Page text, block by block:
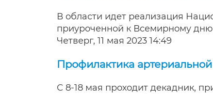
В области идет реализация
приуроченной к Всемирному
Четверг, 11 мая 2023 14:49
Профилактика
С 8-18 мая проходит декадник,